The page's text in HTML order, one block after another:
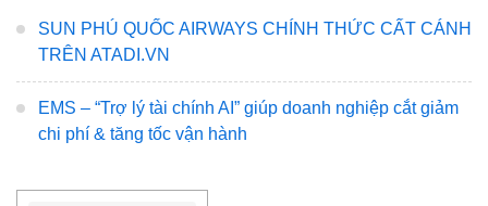
SUN PHÚ QUỐC AIRWAYS CHÍNH THỨC CẤT CÁNH
TRÊN ATADI.VN
EMS – “Trợ lý tài chính AI” giúp doanh nghiệp cắt giảm
chi phí & tăng tốc vận hành